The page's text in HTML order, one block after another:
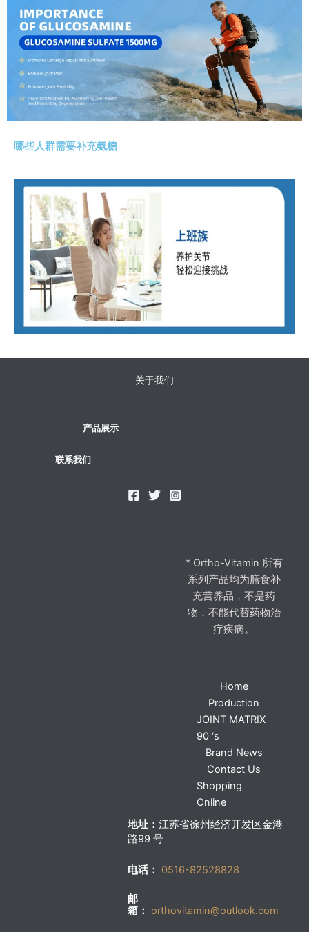
哪些人群需要补充氨糖
关于我们
产品展示
联系我们
* Ortho-Vitamin 所有
系列产品均为膳食补
充营养品，不是药
物，不能代替药物治
疗疾病。
Home
Production
JOINT MATRIX
90 ‘s
Brand News
Contact Us
Shopping
Online
地址： 江苏省徐州经济开发区金港
路99 号
电话： 0516-82528828
邮
箱： orthovitamin@outlook.com